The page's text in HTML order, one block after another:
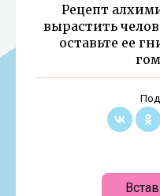
Рецепт
вырастить
оставьте ее